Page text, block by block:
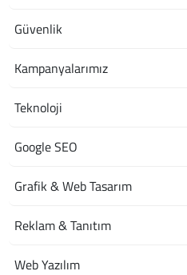
Güvenlik
Kampanyalarımız
Teknoloji
Google SEO
Grafik & Web Tasarım
Reklam & Tanıtım
Web Yazılım